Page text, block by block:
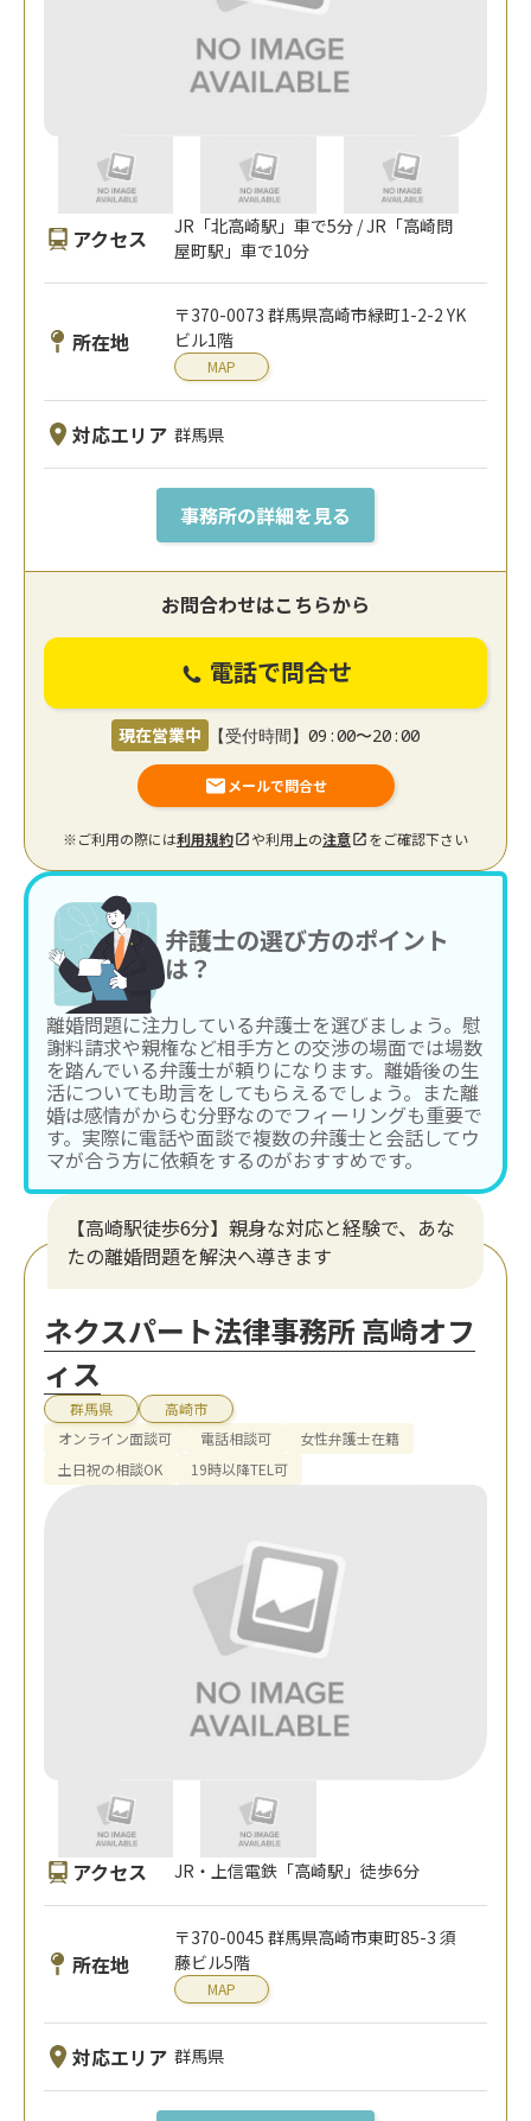
アクセス
JR「北高崎駅」車で5分 / JR「高崎問
屋町駅」車で10分
所在地
〒370-0073 群馬県高崎市緑町1-2-2 YK
ビル1階
MAP
対応エリア 群馬県
事務所の詳細を見る
お問合わせはこちらから
電話で問合せ
現在営業中 【受付時間】09:00〜20:00
メールで問合せ
※ご利用の際には利用規約 や利用上の注意 をご確認下さい
弁護士の選び方のポイント
は？
離婚問題に注力している弁護士を選びましょう。慰
謝料請求や親権など相手方との交渉の場面では場数
を踏んでいる弁護士が頼りになります。離婚後の生
活についても助言をしてもらえるでしょう。また離
婚は感情がからむ分野なのでフィーリングも重要で
す。実際に電話や面談で複数の弁護士と会話してウ
マが合う方に依頼をするのがおすすめです。
【高崎駅徒歩6分】親身な対応と経験で、あな
たの離婚問題を解決へ導きます
ネクスパート法律事務所 高崎オフ
ィス
群馬県
高崎市
オンライン面談可
電話相談可
女性弁護士在籍
土日祝の相談OK
19時以降TEL可
アクセス JR・上信電鉄「高崎駅」徒歩6分
所在地
〒370-0045 群馬県高崎市東町85-3 須
藤ビル5階
MAP
対応エリア 群馬県